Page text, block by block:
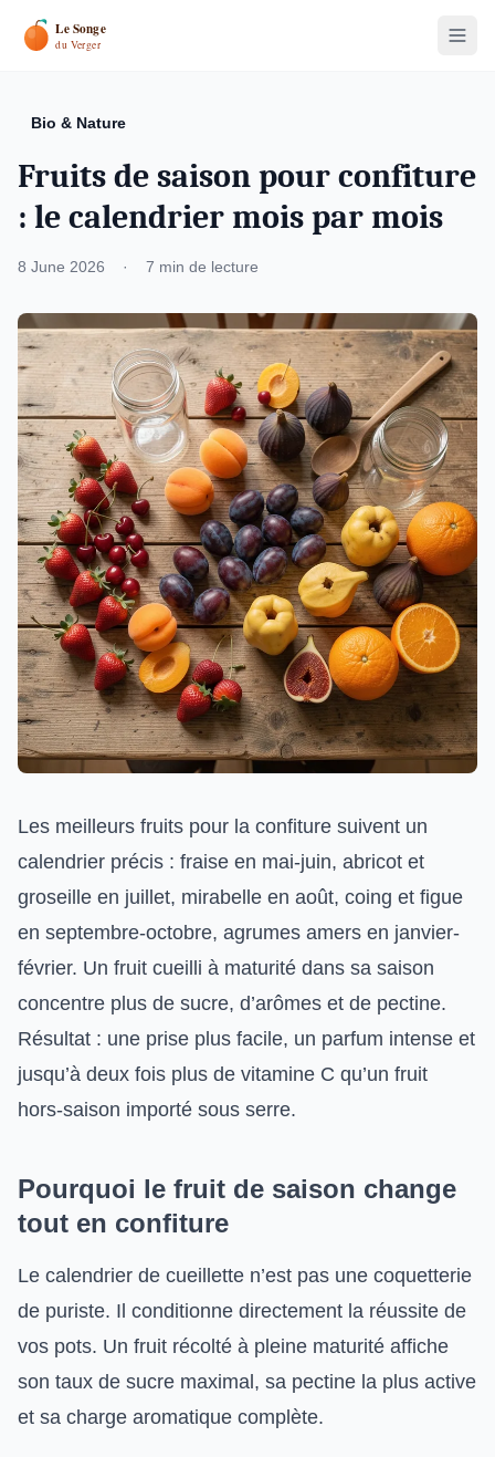
Bio & Nature
Fruits de saison pour confiture
: le calendrier mois par mois
8 June 2026 · 7 min de lecture
Les meilleurs fruits pour la confiture suivent un
calendrier précis : fraise en mai-juin, abricot et
groseille en juillet, mirabelle en août, coing et figue
en septembre-octobre, agrumes amers en janvier-
février. Un fruit cueilli à maturité dans sa saison
concentre plus de sucre, d’arômes et de pectine.
Résultat : une prise plus facile, un parfum intense et
jusqu’à deux fois plus de vitamine C qu’un fruit
hors-saison importé sous serre.
Pourquoi le fruit de saison change
tout en confiture
Le calendrier de cueillette n’est pas une coquetterie
de puriste. Il conditionne directement la réussite de
vos pots. Un fruit récolté à pleine maturité affiche
son taux de sucre maximal, sa pectine la plus active
et sa charge aromatique complète.